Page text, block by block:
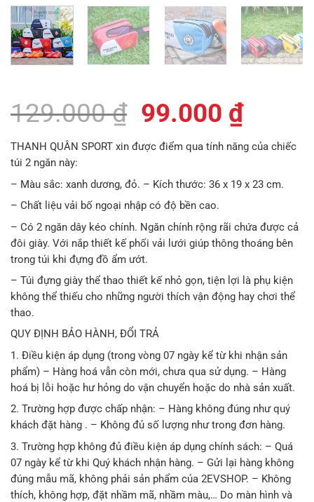
129.000₫ Giá
gốc
129.000 ₫.
99.000 ₫Giá
hiện
là:
THANH QUÂN SPORT xin được điểm qua tính năng của chiếc
túi 2 ngăn này:
– Màu sắc: xanh dương, đỏ. – Kích thước: 36 x 19 x 23 cm.
– Chất liệu vải bố ngoại nhập có độ bền cao.
– Có 2 ngăn dây kéo chính. Ngăn chính rộng rãi chứa được cả
đôi giày. Với nắp thiết kế phối vải lưới giúp thông thoáng bên
trong túi khi đựng đồ ẩm ướt.
– Túi đựng giày thể thao thiết kế nhỏ gọn, tiện lợi là phụ kiện
không thể thiếu cho những người thích vận động hay chơi thể
thao.
QUY ĐỊNH BẢO HÀNH, ĐỔI TRẢ
1. Điều kiện áp dụng (trong vòng 07 ngày kể từ khi nhận sản
phẩm) – Hàng hoá vẫn còn mới, chưa qua sử dụng. – Hàng
hoá bị lỗi hoặc hư hỏng do vận chuyển hoặc do nhà sản xuất.
2. Trường hợp được chấp nhận: – Hàng không đúng như quý
khách đặt hàng . – Không đủ số lượng như trong đơn hàng.
3. Trường hợp không đủ điều kiện áp dụng chính sách: – Quá
07 ngày kể từ khi Quý khách nhận hàng. – Gửi lại hàng không
đúng mẫu mã, không phải sản phẩm của 2EVSHOP. – Không
thích, không hợp, đặt nhầm mã, nhầm màu,… Do màn hình và